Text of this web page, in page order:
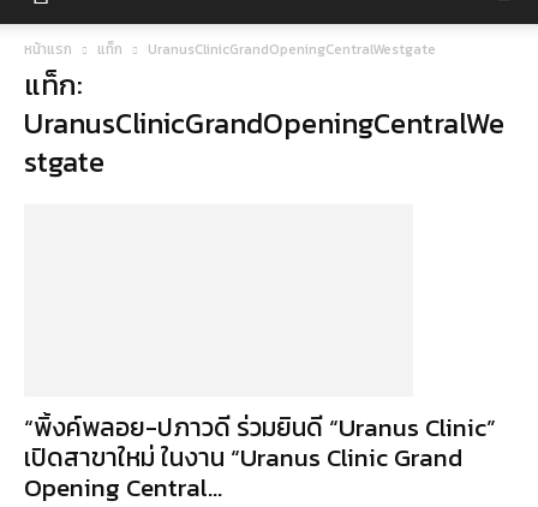
หน้าแรก แท็ก UranusClinicGrandOpeningCentralWestgate
แท็ก:
UranusClinicGrandOpeningCentralWe
stgate
“พิ้งค์พลอย-ปภาวดี ร่วมยินดี “Uranus Clinic”
เปิดสาขาใหม่ ในงาน “Uranus Clinic Grand
Opening Central...